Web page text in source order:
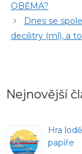
OBĚMA?
Dnes se
decilitry (ml), a
Nejnovější
Hra
papíře